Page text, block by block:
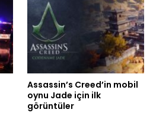
Assassin’s Creed’in mobil
oynu Jade için ilk
görüntüler